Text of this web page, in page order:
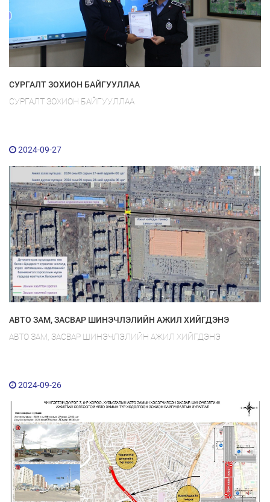
СУРГАЛТ ЗОХИОН БАЙГУУЛЛАА
СУРГАЛТ ЗОХИОН БАЙГУУЛЛАА
2024-09-27
АВТО ЗАМ, ЗАСВАР ШИНЭЧЛЭЛИЙН АЖИЛ ХИЙГДЭНЭ
АВТО ЗАМ, ЗАСВАР ШИНЭЧЛЭЛИЙН АЖИЛ ХИЙГДЭНЭ
2024-09-26